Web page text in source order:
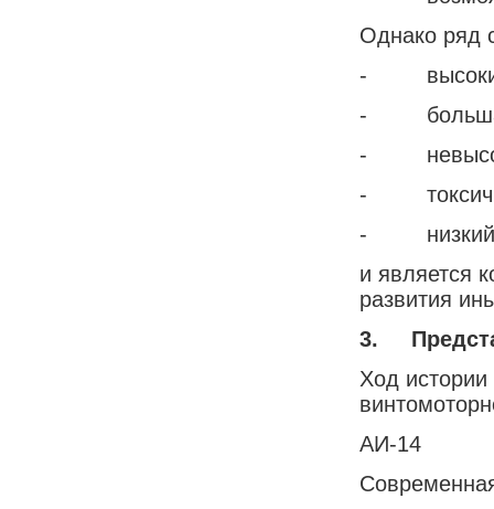
Однако ряд
- высокий
- большая
-
-
- низкий
и является
развития
3.
Ход